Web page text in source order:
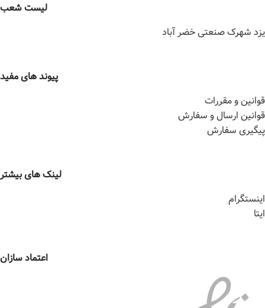
لیست شعب
یزد شهرک صنعتی خضر آباد
پیوند های مفید
قوانین و مقررات
قوانین ارسال و سفارش
پیگیری سفارش
لینک های بیشتر
اینستگرام
ایتا
اعتماد سازان